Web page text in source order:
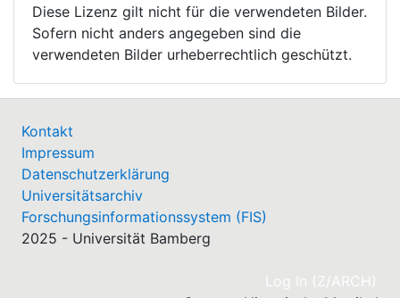
Diese Lizenz gilt nicht für die verwendeten Bilder.
Sofern nicht anders angegeben sind die
verwendeten Bilder urheberrechtlich geschützt.
Kontakt
Impressum
Datenschutzerklärung
Universitätsarchiv
Forschungsinformationssystem (FIS)
2025 - Universität Bamberg
Log In (Z/ARCH)